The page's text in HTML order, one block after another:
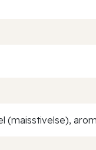
(maisstivelse),